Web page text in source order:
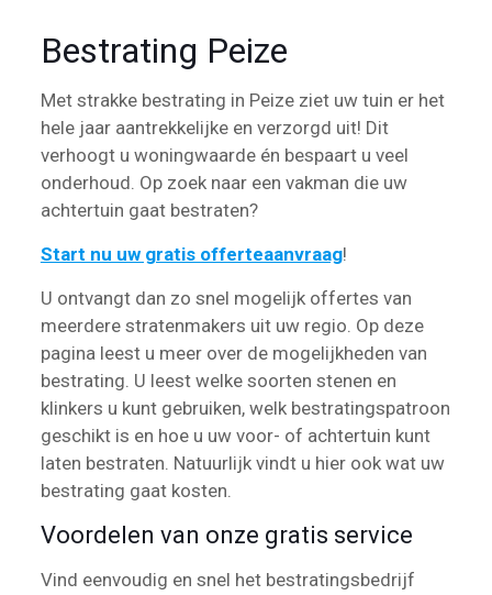
Bestrating Peize
Met strakke bestrating in Peize ziet uw tuin er het
hele jaar aantrekkelijke en verzorgd uit! Dit
verhoogt u woningwaarde én bespaart u veel
onderhoud. Op zoek naar een vakman die uw
achtertuin gaat bestraten?
Start nu uw gratis offerteaanvraag!
U ontvangt dan zo snel mogelijk offertes van
meerdere stratenmakers uit uw regio. Op deze
pagina leest u meer over de mogelijkheden van
bestrating. U leest welke soorten stenen en
klinkers u kunt gebruiken, welk bestratingspatroon
geschikt is en hoe u uw voor- of achtertuin kunt
laten bestraten. Natuurlijk vindt u hier ook wat uw
bestrating gaat kosten.
Voordelen van onze gratis service
Vind eenvoudig en snel het bestratingsbedrijf